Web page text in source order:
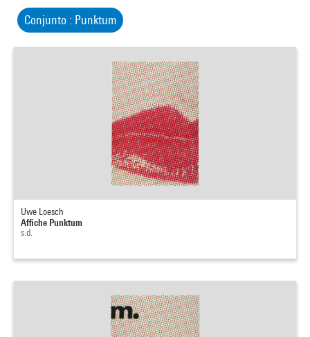
Conjunto : Punktum
Uwe Loesch
Affiche Punktum
s.d.